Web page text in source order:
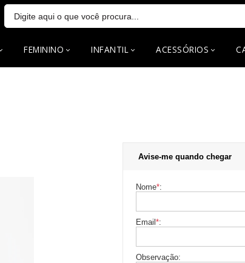
FEMININO INFANTIL ACESSÓRIOS
Avise-me quando chegar
Nome*:
Email *:
Observação: